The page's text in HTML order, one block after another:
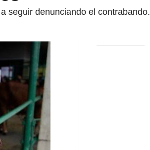
seguir denunciando el contrabando.